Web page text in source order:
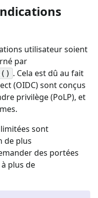
utilisateur soient
par
. Cela est dû au fait
(OIDC) sont conçus
privilège (PoLP), et
sont
de plus
des portées
plus de